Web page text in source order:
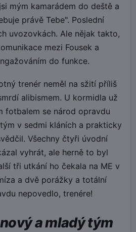
mým kamarádem do deště a
právě Tebe". Poslední
uvozovkách. Ale nějak takto,
mezi Fousek a
do funkce.
trenér neměl na sžití příliš
alibismem. U kormidla už
fotbalem se národ opravdu
v sedmi kláních a prakticky
Všechny čtyři úvodní
vyhrát, ale herně to byl
tři utkání ho čekala na ME v
a dvě porážky a totální
nepovedlo, trenére!
a mladý tým